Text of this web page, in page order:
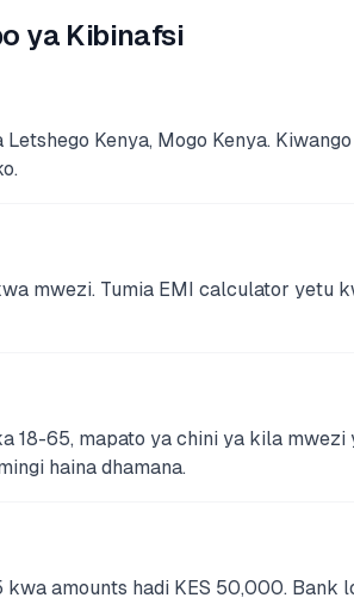
ya Kibinafsi
Kenya, Mogo Kenya. Kiwango
mwezi. Tumia EMI calculator yetu
65, mapato ya chini ya kila mwezi
haina dhamana.
amounts hadi KES 50,000. Bank